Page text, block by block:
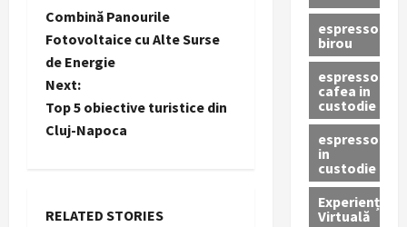
o
s
t
n
v
Combină Panourile
Fotovoltaice cu Alte Surse
de Energie
Next:
Top 5 obiective turistice din
Cluj-Napoca
RELATED STORIES
espressor
birou
espressor
cafea in
custodie
espressor
in
custodie
Experiență
Virtuală